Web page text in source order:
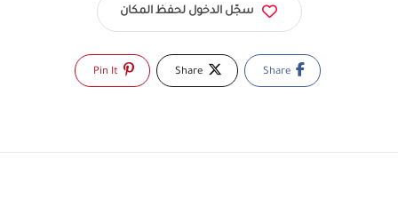
سجّل الدخول لحفظ المكان